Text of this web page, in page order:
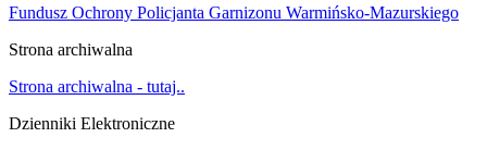
Fundusz Ochrony Policjanta Garnizonu Warmińsko-Mazurskiego
Strona archiwalna
Strona archiwalna - tutaj..
Dzienniki Elektroniczne